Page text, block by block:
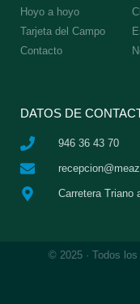
Hoyo a hoyo
Tarjeta del Campo
Contacto
DATOS DE
946 36 43 70
Carretera Triano
© 2025 · Todos